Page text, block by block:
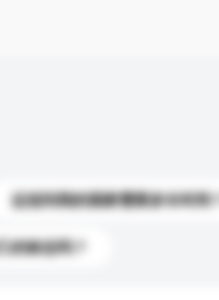
运送到我的国家需要多长时间？
的标志吗？